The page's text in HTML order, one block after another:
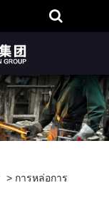
> การหล่อการ